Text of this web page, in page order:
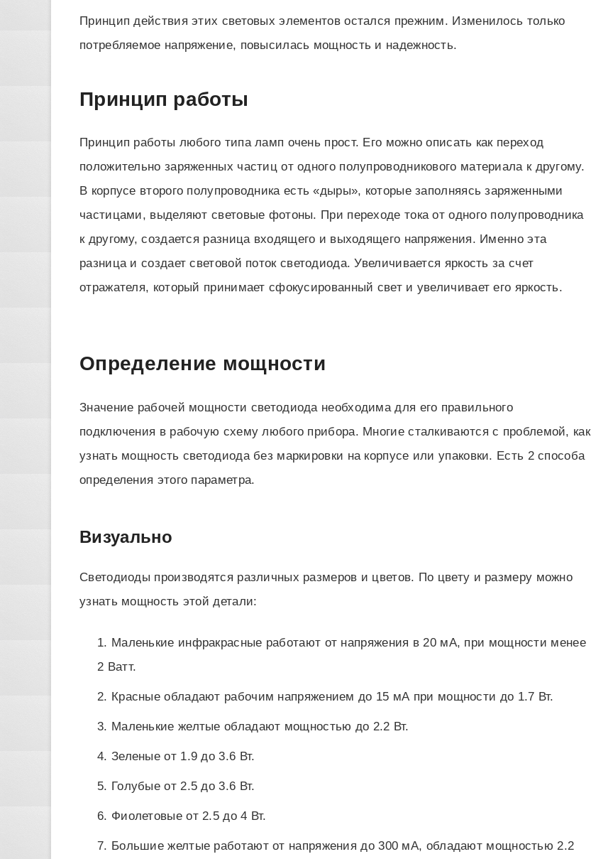
Принцип действия этих световых элементов остался прежним. Изменилось только
потребляемое напряжение, повысилась мощность и надежность.
Принцип работы
Принцип работы любого типа ламп очень прост. Его можно описать как переход
положительно заряженных частиц от одного полупроводникового материала к другому.
В корпусе второго полупроводника есть «дыры», которые заполняясь заряженными
частицами, выделяют световые фотоны. При переходе тока от одного полупроводника
к другому, создается разница входящего и выходящего напряжения. Именно эта
разница и создает световой поток светодиода. Увеличивается яркость за счет
отражателя, который принимает сфокусированный свет и увеличивает его яркость.
Определение мощности
Значение рабочей мощности светодиода необходима для его правильного
подключения в рабочую схему любого прибора. Многие сталкиваются с проблемой, как
узнать мощность светодиода без маркировки на корпусе или упаковки. Есть 2 способа
определения этого параметра.
Визуально
Светодиоды производятся различных размеров и цветов. По цвету и размеру можно
узнать мощность этой детали:
Маленькие инфракрасные работают от напряжения в 20 мА, при мощности менее
2 Ватт.
Красные обладают рабочим напряжением до 15 мА при мощности до 1.7 Вт.
Маленькие желтые обладают мощностью до 2.2 Вт.
Зеленые от 1.9 до 3.6 Вт.
Голубые от 2.5 до 3.6 Вт.
Фиолетовые от 2.5 до 4 Вт.
Большие желтые работают от напряжения до 300 мА, обладают мощностью 2.2